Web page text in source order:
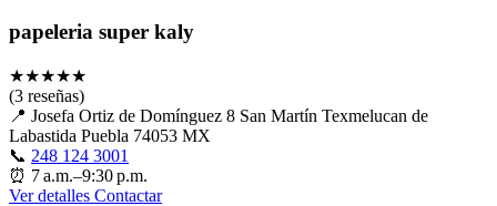
papeleria super kaly
★★★★★
(3 reseñas)
📍 Josefa Ortiz de Domínguez 8 San Martín Texmelucan de
Labastida Puebla 74053 MX
📞 248 124 3001
⏰ 7 a.m.–9:30 p.m.
Ver detalles Contactar